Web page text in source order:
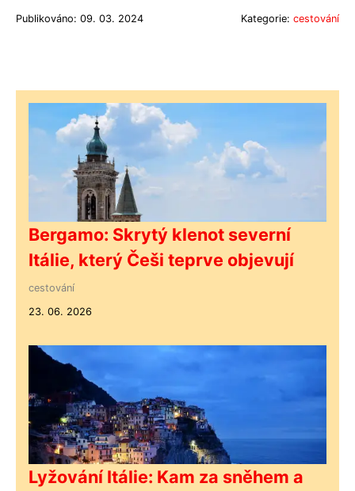
Publikováno: 09. 03. 2024 Kategorie: cestování
Bergamo: Skrytý klenot severní
Itálie, který Češi teprve objevují
cestování
23. 06. 2026
Lyžování Itálie: Kam za sněhem a